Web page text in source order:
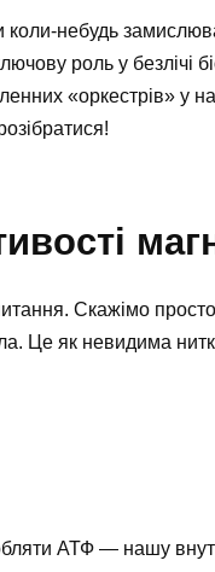
коли-небудь
роль у безлічі
«оркестрів» у
Скажімо
Це як невидима
АТФ — нашу